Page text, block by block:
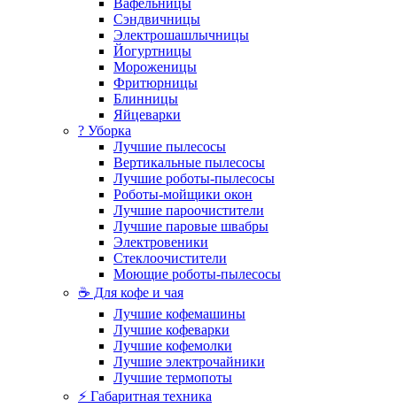
Сэндвичницы
Электрошашлычницы
Йогуртницы
Мороженицы
Фритюрницы
Блинницы
Яйцеварки
? Уборка
Лучшие пылесосы
Вертикальные пылесосы
Лучшие роботы-пылесосы
Роботы-мойщики окон
Лучшие пароочистители
Лучшие паровые швабры
Электровеники
Стеклоочистители
Моющие роботы-пылесосы
☕ Для кофе и чая
Лучшие кофемашины
Лучшие кофеварки
Лучшие кофемолки
Лучшие электрочайники
Лучшие термопоты
⚡ Габаритная техника